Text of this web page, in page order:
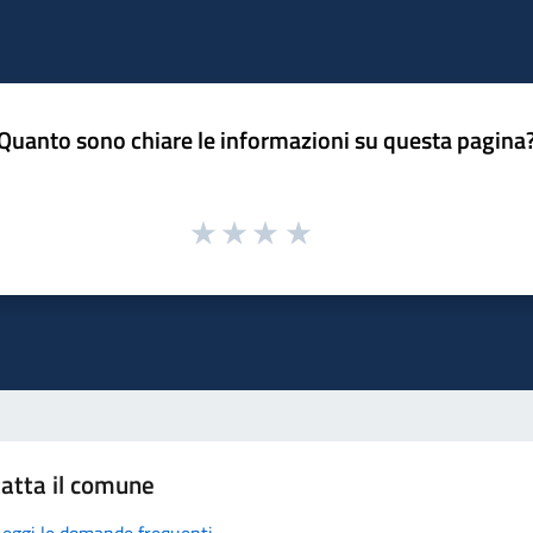
sono chiare le informazioni su questa
il comune